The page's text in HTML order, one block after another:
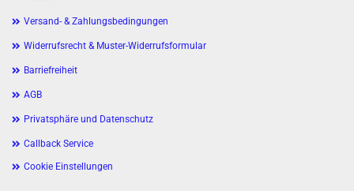
Versand- & Zahlungsbedingungen
Widerrufsrecht & Muster-Widerrufsformular
Barriefreiheit
AGB
Privatsphäre und Datenschutz
Callback Service
Cookie Einstellungen